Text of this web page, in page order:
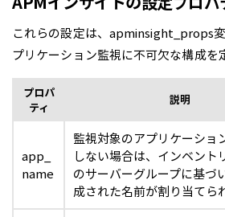
これらの設定は、apminsight_props
プリケーション監視に不可欠な構成を
プロパ
ティ
説明
app_
name
監視対象のアプリケーショ
しない場合は、インベント
のサーバーグループに基づ
成された名前が割り当てら